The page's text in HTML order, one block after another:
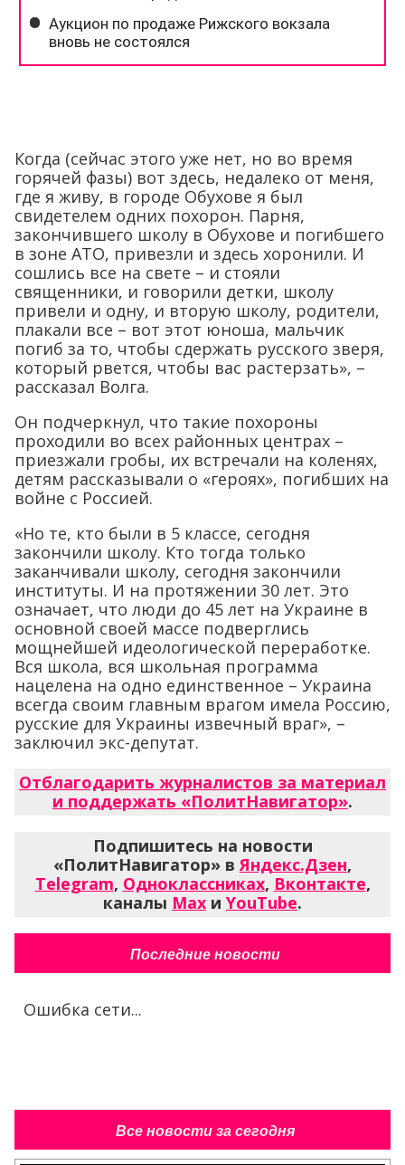
Когда (сейчас этого уже нет, но во время
горячей фазы) вот здесь, недалеко от меня,
где я живу, в городе Обухове я был
свидетелем одних похорон. Парня,
закончившего школу в Обухове и погибшего
в зоне АТО, привезли и здесь хоронили. И
сошлись все на свете – и стояли
священники, и говорили детки, школу
привели и одну, и вторую школу, родители,
плакали все – вот этот юноша, мальчик
погиб за то, чтобы сдержать русского зверя,
который рвется, чтобы вас растерзать», –
рассказал Волга.
Он подчеркнул, что такие похороны
проходили во всех районных центрах –
приезжали гробы, их встречали на коленях,
детям рассказывали о «героях», погибших на
войне с Россией.
«Но те, кто были в 5 классе, сегодня
закончили школу. Кто тогда только
заканчивали школу, сегодня закончили
институты. И на протяжении 30 лет. Это
означает, что люди до 45 лет на Украине в
основной своей массе подверглись
мощнейшей идеологической переработке.
Вся школа, вся школьная программа
нацелена на одно единственное – Украина
всегда своим главным врагом имела Россию,
русские для Украины извечный враг», –
заключил экс-депутат.
Отблагодарить журналистов за материал
и поддержать «ПолитНавигатор».
Подпишитесь на новости
«ПолитНавигатор» вЯндекс.Дзен,
Telegram, Одноклассниках, Вконтакте,
каналы Max и YouTube.
Последние новости
Ошибка сети...
Все новости за сегодня